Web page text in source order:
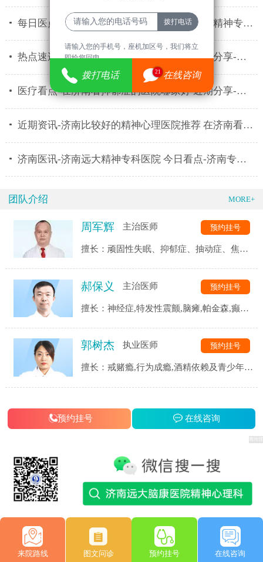
请输入您的手机号，座机加区号，我们将立
即给您回电。
拨打电话 21 在线咨询
每日医点-济南远大脑康医院门诊时间 济南市精神专科医
热点速递-济南看精神心理的医院哪家好 消息分享-济南
医疗看点-在济南看抑郁症的医院哪家好 近期分享-济南
近期资讯-济南比较好的精神心理医院推荐 在济南看心理
济南医讯-济南远大精神专科医院 今日看点-济南专业治
团队介绍 MORE+
周军辉 主治医师
擅长：顽固性失眠、抑郁症、抽动症、焦虑
等精神心理疾病的诊断与治疗。
预约挂号
郝保义 主治医师
擅长：神经症,特发性震颤,脑瘫,帕金森,癫痫,
预约挂号
郭树杰 执业医师
擅长：戒赌瘾,行为成瘾,酒精依赖及青少年网
预约挂号
预约挂号 在线咨询
来院路线 图文问诊 预约挂号 在线咨询